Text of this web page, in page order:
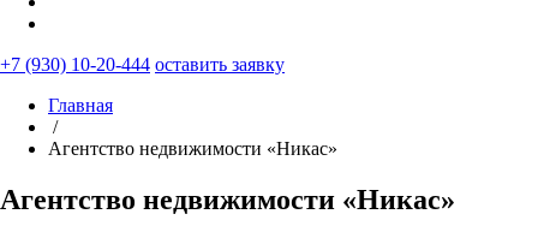
+7 (930) 10-20-444 оставить заявку
Главная
/
Агентство недвижимости «Никас»
Агентство недвижимости «Никас»